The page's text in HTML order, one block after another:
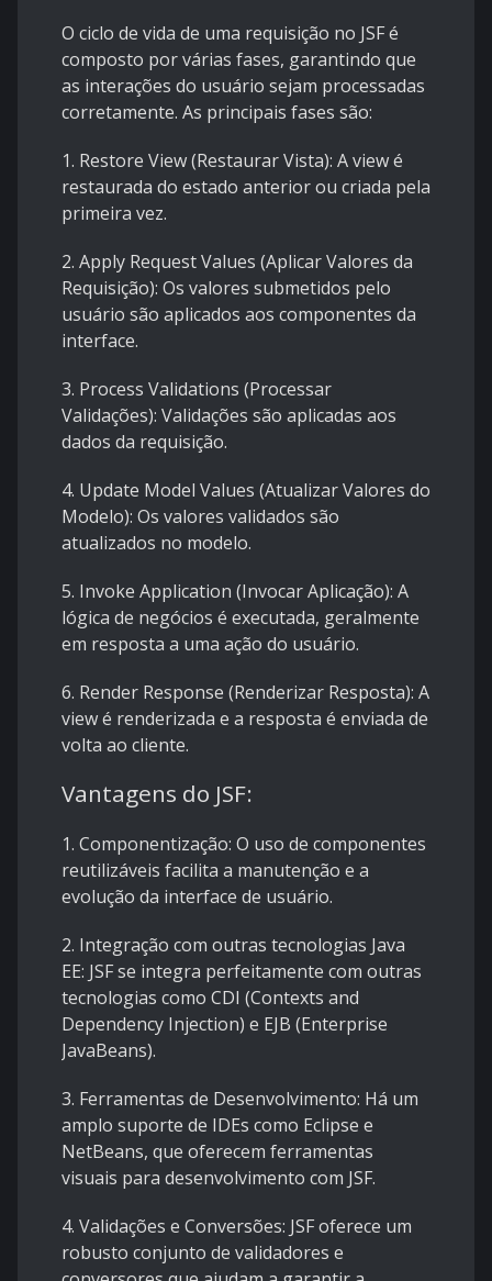
O ciclo de vida de uma requisição no JSF é
composto por várias fases, garantindo que
as interações do usuário sejam processadas
corretamente. As principais fases são:
1. Restore View (Restaurar Vista): A view é
restaurada do estado anterior ou criada pela
primeira vez.
2. Apply Request Values (Aplicar Valores da
Requisição): Os valores submetidos pelo
usuário são aplicados aos componentes da
interface.
3. Process Validations (Processar
Validações): Validações são aplicadas aos
dados da requisição.
4. Update Model Values (Atualizar Valores do
Modelo): Os valores validados são
atualizados no modelo.
5. Invoke Application (Invocar Aplicação): A
lógica de negócios é executada, geralmente
em resposta a uma ação do usuário.
6. Render Response (Renderizar Resposta): A
view é renderizada e a resposta é enviada de
volta ao cliente.
Vantagens do JSF:
1. Componentização: O uso de componentes
reutilizáveis facilita a manutenção e a
evolução da interface de usuário.
2. Integração com outras tecnologias Java
EE: JSF se integra perfeitamente com outras
tecnologias como CDI (Contexts and
Dependency Injection) e EJB (Enterprise
JavaBeans).
3. Ferramentas de Desenvolvimento: Há um
amplo suporte de IDEs como Eclipse e
NetBeans, que oferecem ferramentas
visuais para desenvolvimento com JSF.
4. Validações e Conversões: JSF oferece um
robusto conjunto de validadores e